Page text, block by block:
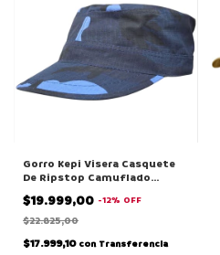
Gorro Kepi Visera Casquete
De Ripstop Camuflado
Urbano Azul Oscuro Con
Regulador
$19.999,00 -12% OFF
$22.825,00
$17.999,10 con Transferencia